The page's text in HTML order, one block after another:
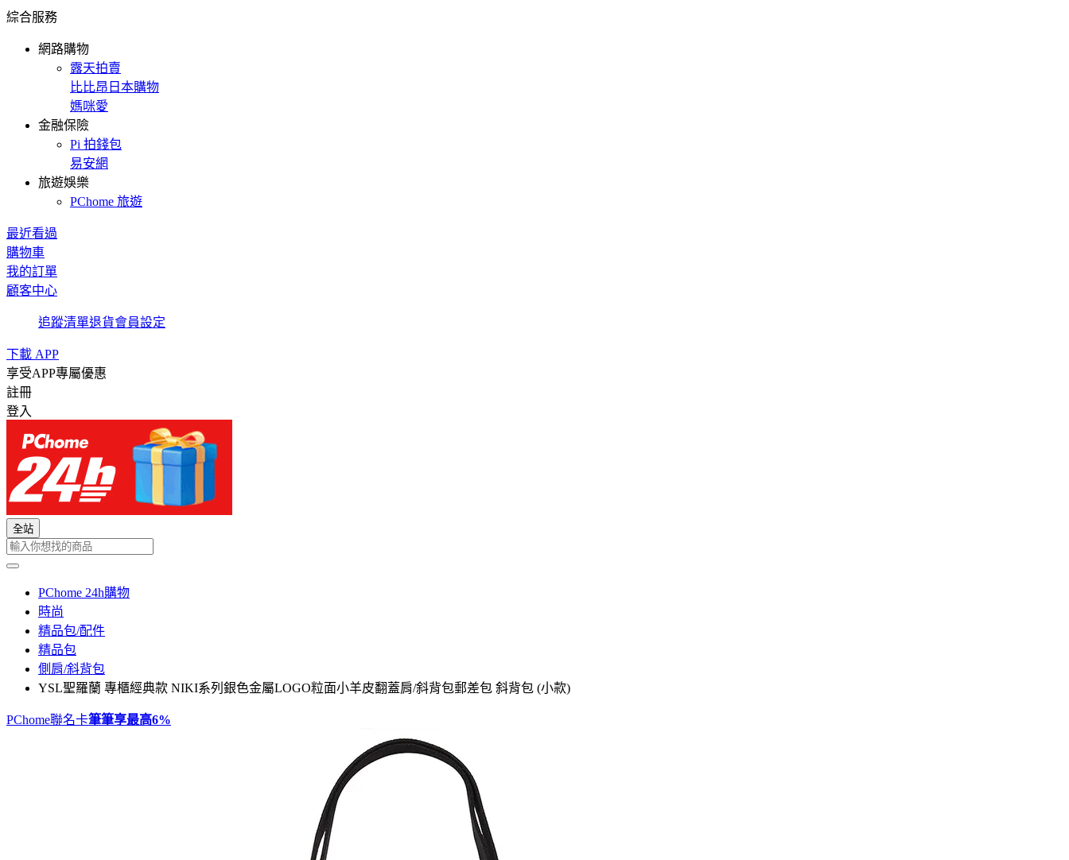
綜合服務
網路購物
露天拍賣
比比昂日本購物
媽咪愛
金融保險
Pi 拍錢包
易安網
旅遊娛樂
PChome 旅遊
最近看過
購物車
我的訂單
顧客中心
追蹤清單退貨會員設定
下載 APP
享受APP專屬優惠
註冊
登入
全站
PChome 24h購物
時尚
精品包/配件
精品包
側肩/斜背包
YSL聖羅蘭 專櫃經典款 NIKI系列銀色金屬LOGO粒面小羊皮翻蓋肩/斜背包郵差包 斜背包 (小款)
PChome聯名卡筆筆享最高6%